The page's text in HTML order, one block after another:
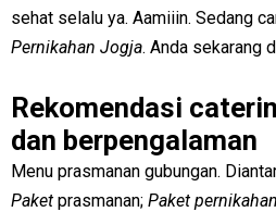
sehat selalu ya. Aamiiin. Sedang
Pernikahan Jogja. Anda sekarang
Rekomendasi
dan berpengalaman
Menu prasmanan gubungan.
Paket prasmanan; Paket pernikahan